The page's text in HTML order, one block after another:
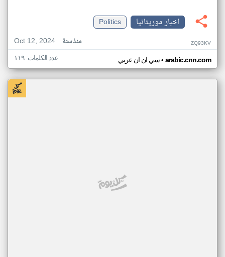
اخبار موريتانيا
Politics
Oct 12, 2024
منذ سنة ZQ93KV
سي ان ان عربي• arabic.cnn.com عدد الكلمات: ١١٩